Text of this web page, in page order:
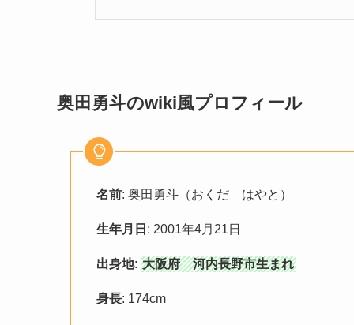
奥田勇斗のwiki風プロフィール
名前: 奥田勇斗（おくだ はやと）
生年月日 : 2001年4月21日
出身地: 大阪府 河内長野市生まれ
身長: 174cm